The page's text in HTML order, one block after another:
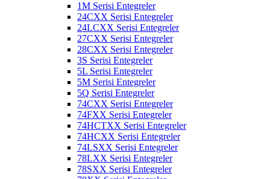
1M Serisi Entegreler
24CXX Serisi Entegreler
24LCXX Serisi Entegreler
27CXX Serisi Entegreler
28CXX Serisi Entegreler
3S Serisi Entegreler
5L Serisi Entegreler
5M Serisi Entegreler
5Q Serisi Entegreler
74CXX Serisi Entegreler
74FXX Serisi Entegreler
74HCTXX Serisi Entegreler
74HCXX Serisi Entegreler
74LSXX Serisi Entegreler
78LXX Serisi Entegreler
78SXX Serisi Entegreler